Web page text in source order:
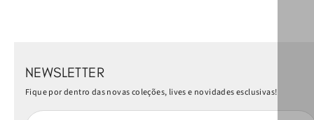
NEWSLETTER
Fique por dentro das novas coleções, lives e novidades esclusivas!